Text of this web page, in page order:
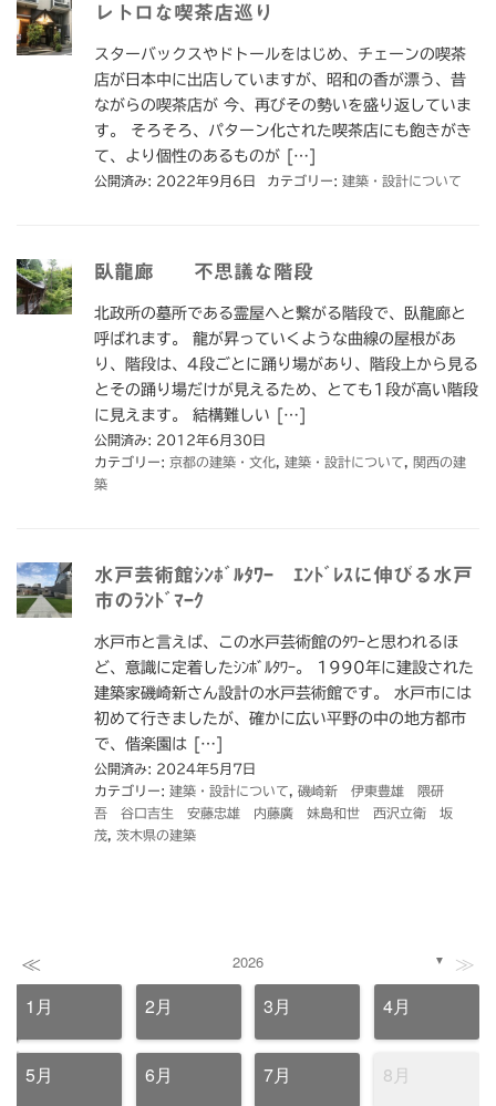
レトロな喫茶店巡り
スターバックスやドトールをはじめ、チェーンの喫茶
店が日本中に出店していますが、昭和の香が漂う、昔
ながらの喫茶店が 今、再びその勢いを盛り返していま
す。 そろそろ、パターン化された喫茶店にも飽きがき
て、より個性のあるものが […]
公開済み: 2022年9月6日 カテゴリー: 建築・設計について
臥龍廊 不思議な階段
北政所の墓所である霊屋へと繫がる階段で、臥龍廊と
呼ばれます。 龍が昇っていくような曲線の屋根があ
り、階段は、4段ごとに踊り場があり、階段上から見る
とその踊り場だけが見えるため、とても1段が高い階段
に見えます。 結構難しい […]
公開済み: 2012年6月30日
カテゴリー: 京都の建築・文化 建築・設計について
関西の建
築
水戸芸術館ｼﾝﾎﾞﾙﾀﾜｰ ｴﾝﾄﾞﾚｽに伸びる水戸
市のﾗﾝﾄﾞﾏｰｸ
水戸市と言えば、この水戸芸術館のﾀﾜｰと思われるほ
ど、意識に定着したｼﾝﾎﾞﾙﾀﾜｰ。 1990年に建設された
建築家磯崎新さん設計の水戸芸術館です。 水戸市には
初めて行きましたが、確かに広い平野の中の地方都市
で、偕楽園は […]
公開済み: 2024年5月7日
カテゴリー: 建築・設計について
磯崎新 伊東豊雄 隈研
吾 谷口吉生 安藤忠雄 内藤廣 妹島和世 西沢立衛 坂
茂
茨木県の建築
≪ 2026 ▼ ≫
1月 2月 3月 4月
5月 6月 7月 8月